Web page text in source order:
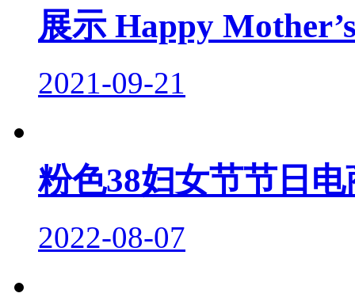
展示 Happy
2021-09-21
粉色38妇女节节日
2022-08-07